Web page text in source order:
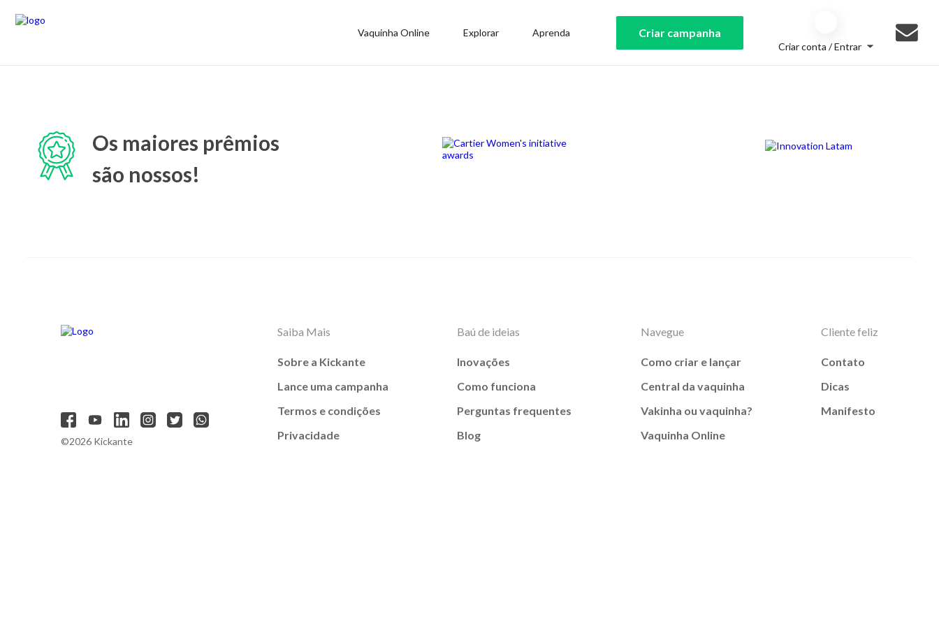
Vaquinha Online Explorar Aprenda Criar campanha
Criar conta / Entrar
Os maiores prêmios
são nossos!
©2026 Kickante
Saiba Mais
Sobre a Kickante
Lance uma campanha
Termos e condições
Privacidade
Baú de ideias
Inovações
Como funciona
Perguntas frequentes
Blog
Navegue
Como criar e lançar
Central da vaquinha
Vakinha ou vaquinha?
Vaquinha Online
Cliente feliz
Contato
Dicas
Manifesto